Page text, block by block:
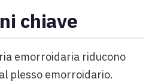
chiave
emorroidaria riducono
plesso emorroidario.